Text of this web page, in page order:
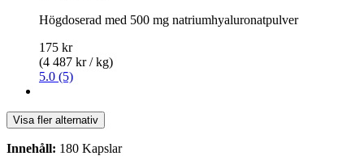
Högdoserad med 500 mg natriumhyaluronatpulver
175 kr
(4 487 kr / kg)
5.0 (5)
Visa fler alternativ
Innehåll: 180 Kapslar